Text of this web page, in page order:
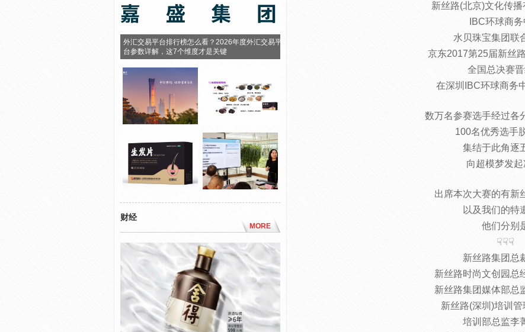
外汇交易平台排行榜怎么看？2026年度外汇交易平
台参数详解，这7个维度才是关键
财经
MORE
新丝路(北京)文化传
IBC环球商
水贝珠宝集团联
京东2017第25届新丝
全国总决赛
在深圳IBC环球商务
数万名参赛选手经过各
100名优秀选手
集结于此角逐
向超模梦发起
出席本次大赛的有新
以及我们的特
他们分别
☟☟☟
新丝路集团总
新丝路时尚文创园总
新丝路集团媒体部总
新丝路(深圳)培训管
培训部总监李